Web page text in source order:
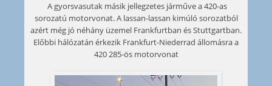
A gyorsvasutak másik jellegzetes járműve a 420-as
sorozatú motorvonat. A lassan-lassan kimúló sorozatból
azért még jó néhány üzemel Frankfurtban és Stuttgartban.
Előbbi hálózatán érkezik Frankfurt-Niederrad állomásra a
420 285-ös motorvonat